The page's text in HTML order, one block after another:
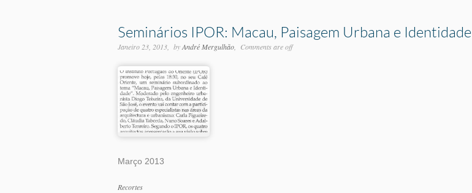
Seminários IPOR: Macau, Paisagem Urbana e Identidade
Janeiro 23, 2013 byAndré Mergulhão Comments are off
Março 2013
Categorias
Recortes